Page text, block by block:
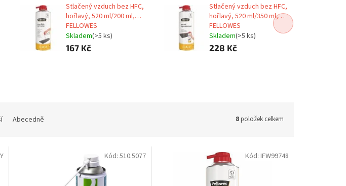
Stlačený vzduch bez HFC,
hořlavý, 520 ml/200 ml,
FELLOWES
Skladem(>5 ks)
167 Kč
Stlačený vzduch bez HFC,
hořlavý, 520 ml/350 ml,
FELLOWES
Skladem(>5 ks)
228 Kč
Abecedně 8položek celkem
Kód: 510.5077 Kód: IFW99748